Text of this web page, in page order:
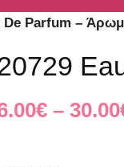
De Parfum –
€ – 30.00